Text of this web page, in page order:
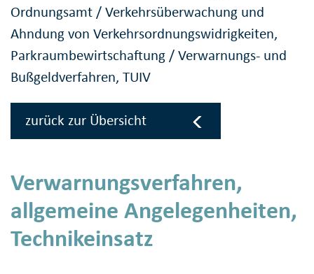
Ordnungsamt /Verkehrsüberwachung und
Ahndung von Verkehrsordnungswidrigkeiten,
Parkraumbewirtschaftung /Verwarnungs- und
Bußgeldverfahren, TUIV
zurück zur Übersicht
Verwarnungsverfahren,
allgemeine Angelegenheiten,
Technikeinsatz